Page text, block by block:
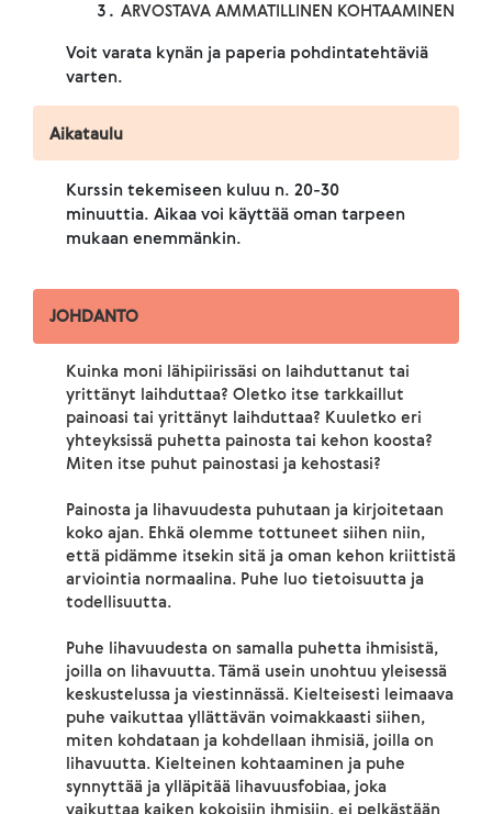
ARVOSTAVA AMMATILLINEN KOHTAAMINEN
Voit varata kynän ja paperia pohdintatehtäviä
varten.
Aikataulu
Kurssin tekemiseen kuluu n. 20-30
minuuttia. Aikaa voi käyttää oman tarpeen
mukaan enemmänkin.
JOHDANTO
Kuinka moni lähipiirissäsi on laihduttanut tai
yrittänyt laihduttaa? Oletko itse tarkkaillut
painoasi tai yrittänyt laihduttaa? Kuuletko eri
yhteyksissä puhetta painosta tai kehon koosta?
Miten itse puhut painostasi ja kehostasi?
Painosta ja lihavuudesta puhutaan ja kirjoitetaan
koko ajan. Ehkä olemme tottuneet siihen niin,
että pidämme itsekin sitä ja oman kehon kriittistä
arviointia normaalina. Puhe luo tietoisuutta ja
todellisuutta.
Puhe lihavuudesta on samalla puhetta ihmisistä,
joilla on lihavuutta. Tämä usein unohtuu yleisessä
keskustelussa ja viestinnässä. Kielteisesti leimaava
puhe vaikuttaa yllättävän voimakkaasti siihen,
miten kohdataan ja kohdellaan ihmisiä, joilla on
lihavuutta. Kielteinen kohtaaminen ja puhe
synnyttää ja ylläpitää lihavuusfobiaa, joka
vaikuttaa kaiken kokoisiin ihmisiin, ei pelkästään